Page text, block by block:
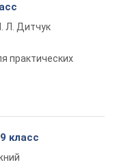
Л. Дитчук
практических
класс